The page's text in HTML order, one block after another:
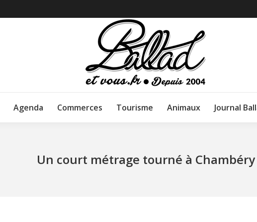
Agenda Commerces Tourisme Animaux Journal
Un court métrage tourné à Chambéry